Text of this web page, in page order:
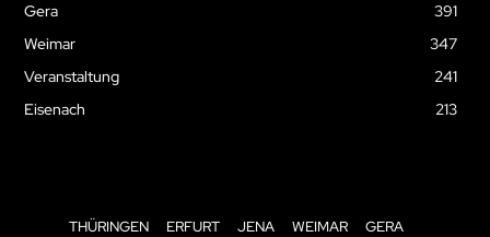
Gera
391
Weimar
347
Veranstaltung
241
Eisenach
213
THÜRINGEN ERFURT JENA WEIMAR GERA